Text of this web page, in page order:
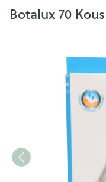
Botalux 70